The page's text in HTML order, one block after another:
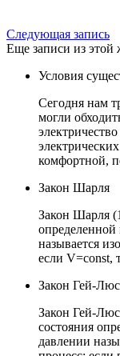
Следующая запись
Еще записи из этой
Условия
Сегодня нам
могли
комфортной,
Закон Шарля
Закон Шарля
определенной
называется
если V=const,
Закон Гей-
Закон Гей-
состояния
давлении